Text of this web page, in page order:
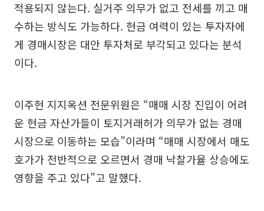
적용되지 않는다. 실거주 의무가 없고 전세를 끼고 매
수하는 방식도 가능하다. 현금 여력이 있는 투자자에
게 경매시장은 대안 투자처로 부각되고 있다는 분석
이다.
이주현 지지옥션 전문위원은 “매매 시장 진입이 어려
운 현금 자산가들이 토지거래허가 의무가 없는 경매
시장으로 이동하는 모습”이라며 “매매 시장에서 매도
호가가 전반적으로 오르면서 경매 낙찰가율 상승에도
영향을 주고 있다”고 말했다.